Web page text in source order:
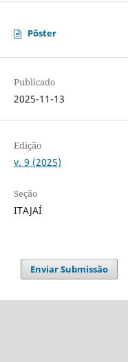
Pôster
Publicado
2025-11-13
Edição
v. 9 (2025)
Seção
ITAJAÍ
Enviar Submissão